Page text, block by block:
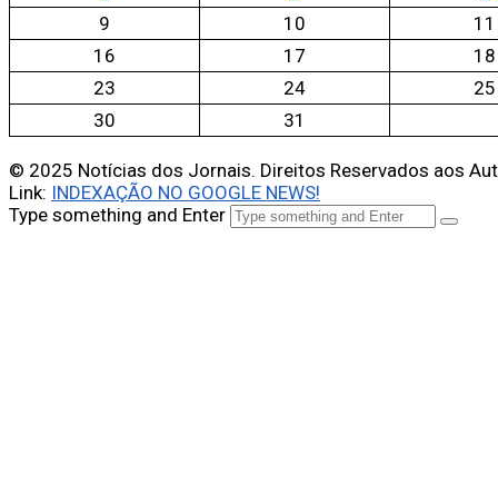
9
10
11
16
17
18
23
24
25
30
31
© 2025 Notícias dos Jornais. Direitos Reservados aos
Link: INDEXAÇÃO NO GOOGLE NEWS!
Type something and Enter